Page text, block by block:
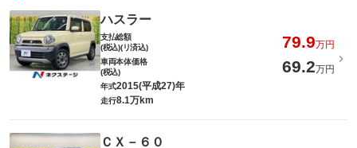
ハスラー
支払総額
(税込)(リ済込)
79.9万円
車両本体価格
(税込)
69.2万円
年式2015(平成27)年
走行8.1万km
ＣＸ－６０